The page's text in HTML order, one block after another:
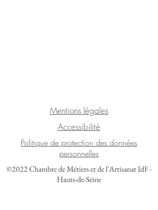
Mentions légales
Accessibilité
Politique de protection des données
personnelles
©2022 Chambre de Métiers et de l'Artisanat IdF -
Hauts-de-Seine